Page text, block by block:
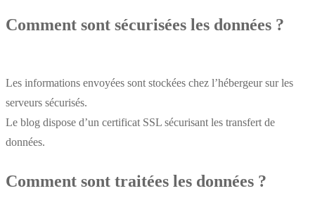
Comment sont sécurisées les données ?
Les informations envoyées sont stockées chez l’hébergeur sur les
serveurs sécurisés.
Le blog dispose d’un certificat SSL sécurisant les transfert de
données.
Comment sont traitées les données ?